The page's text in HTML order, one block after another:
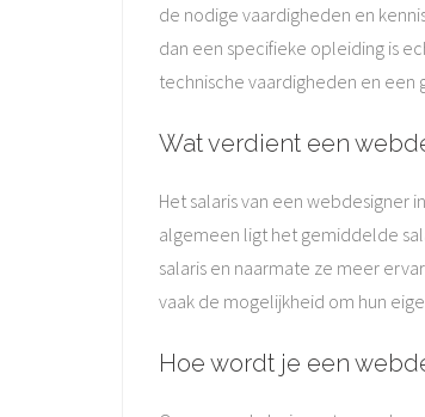
de nodige vaardigheden en
dan een specifieke opleiding is
technische vaardigheden en een
Wat verdient een
Het salaris van een webdesigner
algemeen ligt het gemiddelde
salaris en naarmate ze meer
vaak de mogelijkheid om hun
Hoe wordt je een